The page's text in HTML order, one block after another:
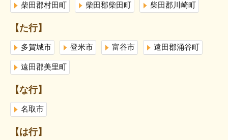
柴田郡村田町 柴田郡柴田町 柴田郡川崎町
【た行】
多賀城市 登米市 富谷市 遠田郡涌谷町
遠田郡美里町
【な行】
名取市
【は行】